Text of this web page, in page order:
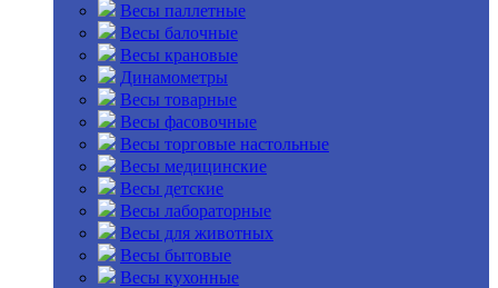
Весы паллетные
Весы балочные
Весы крановые
Динамометры
Весы товарные
Весы фасовочные
Весы торговые настольные
Весы медицинские
Весы детские
Весы лабораторные
Весы для животных
Весы бытовые
Весы кухонные